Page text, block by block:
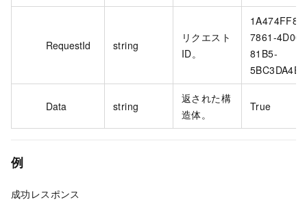
RequestId string
リクエスト
ID。
1A474FF8-
7861-4D00-
81B5-
Data string
返された構
造体。
True
例
成功レスポンス